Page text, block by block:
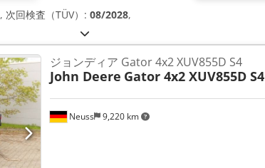
, 次回検査（TÜV）: 08/2028,
Neuss 9,220 km
ジョンディア Gator 4x2 XUV855D S4
John Deere Gator 4x2 XUV855D S4